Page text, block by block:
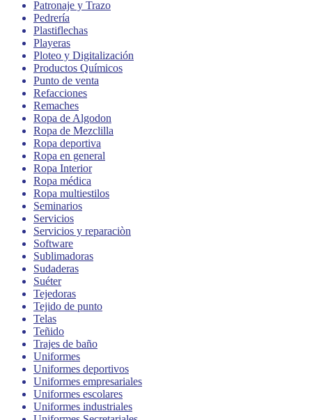
Patronaje y Trazo
Pedrería
Plastiflechas
Playeras
Ploteo y Digitalización
Productos Químicos
Punto de venta
Refacciones
Remaches
Ropa de Algodon
Ropa de Mezclilla
Ropa deportiva
Ropa en general
Ropa Interior
Ropa médica
Ropa multiestilos
Seminarios
Servicios
Servicios y reparaciòn
Software
Sublimadoras
Sudaderas
Suéter
Tejedoras
Tejido de punto
Telas
Teñido
Trajes de baño
Uniformes
Uniformes deportivos
Uniformes empresariales
Uniformes escolares
Uniformes industriales